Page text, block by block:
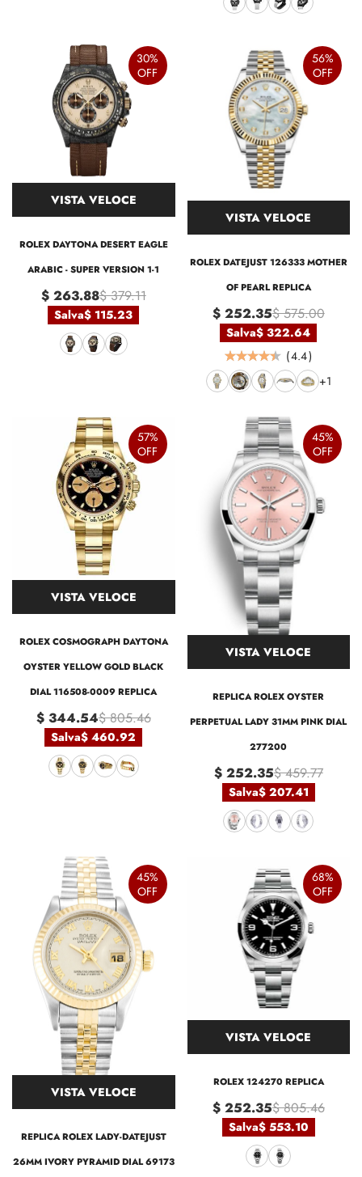
30%
OFF
VISTA VELOCE
ROLEX DAYTONA DESERT EAGLE
ARABIC - SUPER VERSION 1-1
$ 263.88$ 379.11
Salva$ 115.23
56%
OFF
VISTA VELOCE
ROLEX DATEJUST 126333 MOTHER
OF PEARL REPLICA
$ 252.35$ 575.00
Salva$ 322.64
(4.4)
+1
57%
OFF
VISTA VELOCE
ROLEX COSMOGRAPH DAYTONA
OYSTER YELLOW GOLD BLACK
DIAL 116508-0009 REPLICA
$ 344.54$ 805.46
Salva$ 460.92
45%
OFF
VISTA VELOCE
REPLICA ROLEX OYSTER
PERPETUAL LADY 31MM PINK DIAL
277200
$ 252.35$ 459.77
Salva$ 207.41
45%
OFF
VISTA VELOCE
REPLICA ROLEX LADY-DATEJUST
26MM IVORY PYRAMID DIAL 69173
68%
OFF
VISTA VELOCE
ROLEX 124270 REPLICA
$ 252.35$ 805.46
Salva$ 553.10